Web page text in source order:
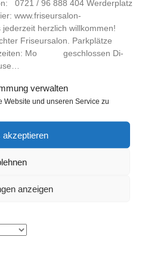
verwalten
Website und unseren Service zu
akzeptieren
anzeigen
0721 / 96 888 404 Werderplatz
www.friseursalon-
herzlich willkommen!
Friseursalon. Parkplätze
Mo geschlossen Di-